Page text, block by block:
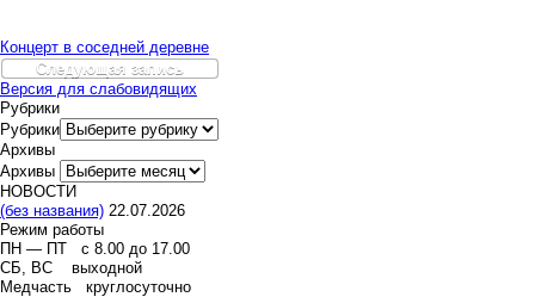
Концерт в соседней деревне
Следующая запись
Версия для слабовидящих
Рубрики
Рубрики
Архивы
Архивы
НОВОСТИ
(без названия) 22.07.2026
Режим работы
ПН — ПТ с 8.00 до 17.00
СБ, ВС выходной
Медчасть круглосуточно